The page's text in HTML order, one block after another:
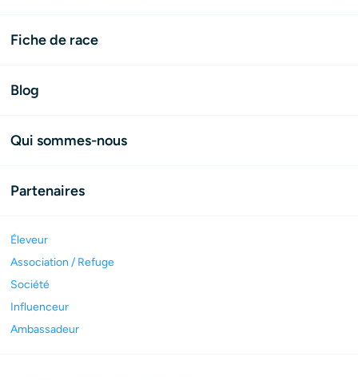
Fiche de race
Blog
Qui sommes-nous
Partenaires
Éleveur
Association / Refuge
Société
Influenceur
Ambassadeur